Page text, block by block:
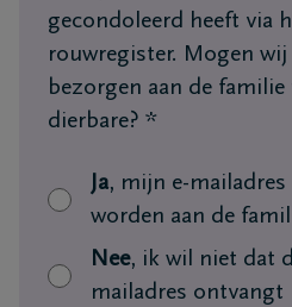
+32
Dilsen-
89
Lanaken
gecondoleerd heeft via
rouwregister. Mogen wij
bezorgen aan de familie
dierbare? *
Ja, mijn e-
worden aan de
Nee, ik wil niet dat
mailadres ontvangt